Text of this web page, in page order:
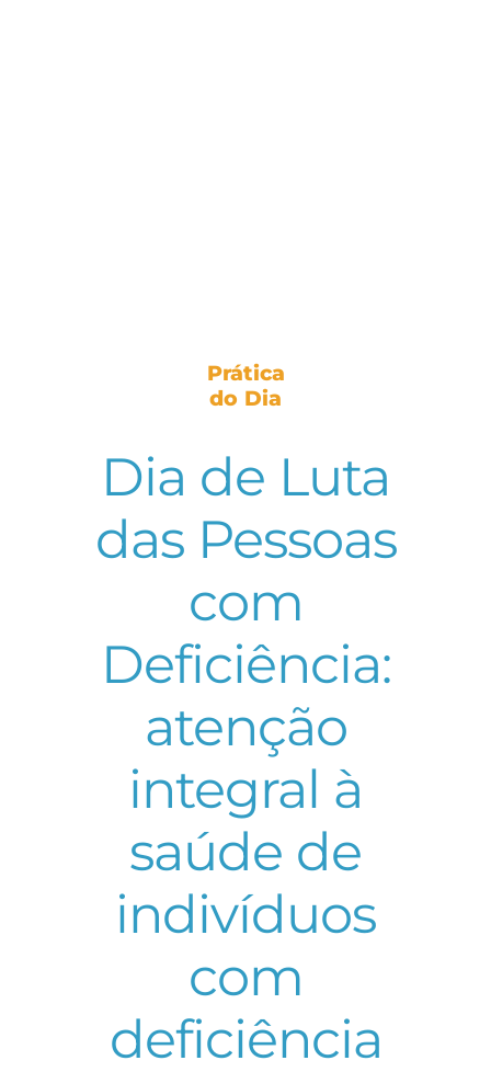
Prática
do Dia
Dia de Luta
das Pessoas
com
Deficiência:
atenção
integral à
saúde de
indivíduos
com
deficiência